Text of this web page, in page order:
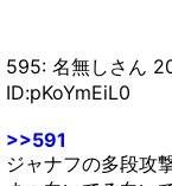
595: 名無しさん
ID:pKoYmEiL0
>>591
ジャナフの多段攻